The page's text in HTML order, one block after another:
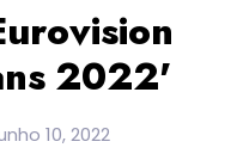
2022'
10, 2022